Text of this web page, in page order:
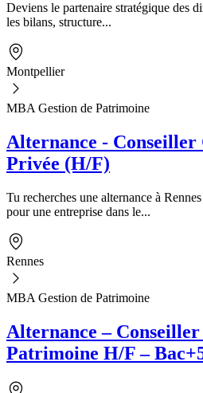
Deviens le partenaire stratégique des
les bilans, structure...
Montpellier
MBA Gestion de Patrimoine
Alternance - Conseiller
Privée (H/F)
Tu recherches une alternance à
pour une entreprise dans le...
Rennes
MBA Gestion de Patrimoine
Alternance – Conseiller
Patrimoine H/F –